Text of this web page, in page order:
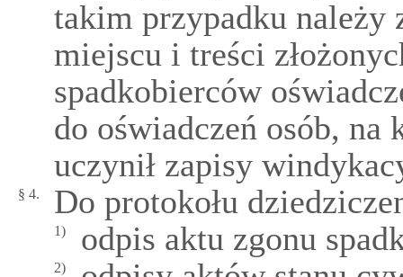
takim przypadku należy
miejscu i treści
spadkobierców
do oświadczeń osób, na
uczynił zapisy
§ 4. Do protokołu
1) odpis aktu zgonu
2)